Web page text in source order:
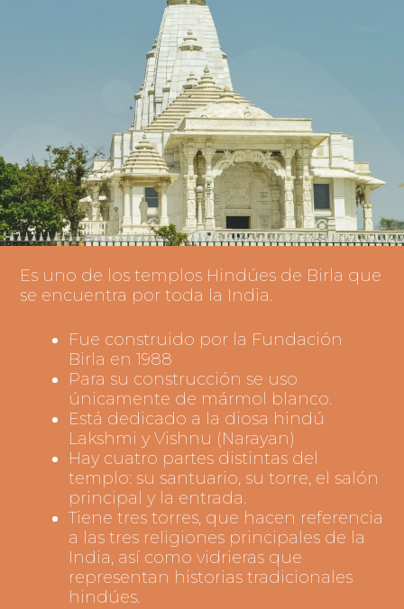
Es uno de los templos Hindúes de Birla que
se encuentra por toda la India.
Fue construido por la Fundación
Birla en 1988
Para su construcción se uso
únicamente de mármol blanco.
Está dedicado a la diosa hindú
Lakshmi y Vishnu (Narayan)
Hay cuatro partes distintas del
templo: su santuario, su torre, el salón
principal y la entrada.
Tiene tres torres, que hacen referencia
a las tres religiones principales de la
India, así como vidrieras que
representan historias tradicionales
hindúes.